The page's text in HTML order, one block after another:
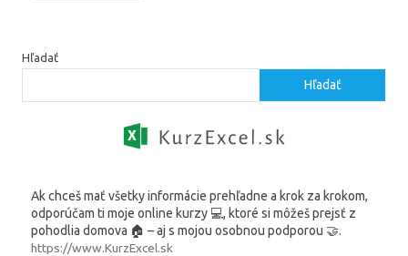
Hľadať
Hľadať
Ak chceš mať všetky informácie prehľadne a krok za krokom,
odporúčam ti moje online kurzy 💻, ktoré si môžeš prejsť z
pohodlia domova 🏠 – aj s mojou osobnou podporou 🤝.
https://www.KurzExcel.sk